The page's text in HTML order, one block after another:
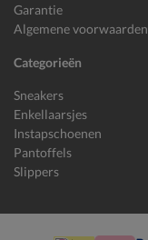
Garantie
Algemene voorwaarden
Categorieën
Sneakers
Enkellaarsjes
Instapschoenen
Pantoffels
Slippers